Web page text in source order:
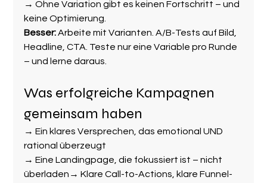
→ Ohne Variation gibt es keinen Fortschritt – und
keine Optimierung.
Besser: Arbeite mit Varianten. A/B-Tests auf Bild,
Headline, CTA. Teste nur eine Variable pro Runde
– und lerne daraus.
Was erfolgreiche Kampagnen
gemeinsam haben
→ Ein klares Versprechen, das emotional UND
rational überzeugt
→ Eine Landingpage, die fokussiert ist – nicht
überladen→ Klare Call-to-Actions, klare Funnel-